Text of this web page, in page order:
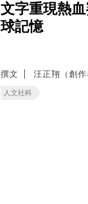
文字重現熱
球記憶
撰文 汪正翔（創
人文社科